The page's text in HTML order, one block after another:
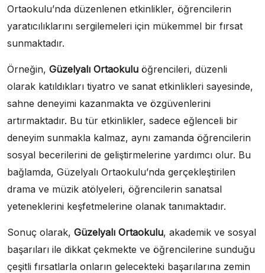
Ortaokulu’nda düzenlenen etkinlikler, öğrencilerin
yaratıcılıklarını sergilemeleri için mükemmel bir fırsat
sunmaktadır.
Örneğin, Güzelyalı Ortaokulu öğrencileri, düzenli
olarak katıldıkları tiyatro ve sanat etkinlikleri sayesinde,
sahne deneyimi kazanmakta ve özgüvenlerini
artırmaktadır. Bu tür etkinlikler, sadece eğlenceli bir
deneyim sunmakla kalmaz, aynı zamanda öğrencilerin
sosyal becerilerini de geliştirmelerine yardımcı olur. Bu
bağlamda, Güzelyalı Ortaokulu’nda gerçekleştirilen
drama ve müzik atölyeleri, öğrencilerin sanatsal
yeteneklerini keşfetmelerine olanak tanımaktadır.
Sonuç olarak, Güzelyalı Ortaokulu, akademik ve sosyal
başarıları ile dikkat çekmekte ve öğrencilerine sunduğu
çeşitli fırsatlarla onların gelecekteki başarılarına zemin